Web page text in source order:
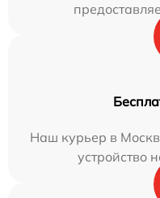
Наш курьер в
устройство